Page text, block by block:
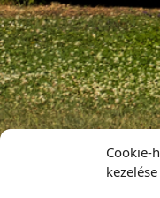
Cookie-
kezelése